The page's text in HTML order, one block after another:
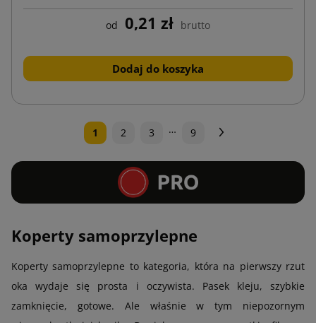
od 0,21 zł brutto
Dodaj do koszyka
1 2 3 … 9
Koperty samoprzylepne
Koperty samoprzylepne to kategoria, która na pierwszy rzut
oka wydaje się prosta i oczywista. Pasek kleju, szybkie
zamknięcie, gotowe. Ale właśnie w tym niepozornym